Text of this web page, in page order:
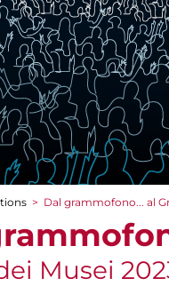
> Dal grammofono... al
Musei